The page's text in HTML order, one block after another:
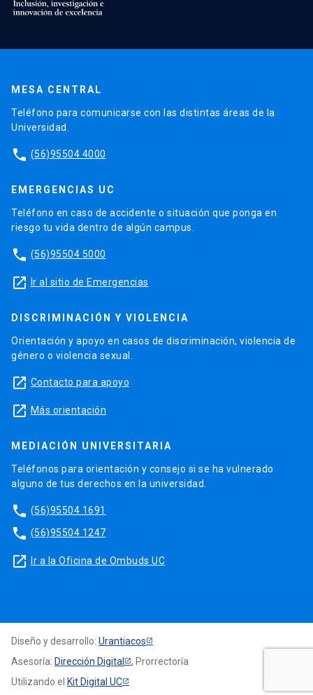
MESA CENTRAL
Teléfono para comunicarse con las distintas áreas de la
Universidad.
phone (56)95504 4000
EMERGENCIAS UC
Teléfono en caso de accidente o situación que ponga en
riesgo tu vida dentro de algún campus.
phone (56)95504 5000
launch Ir al sitio de Emergencias
DISCRIMINACIÓN Y VIOLENCIA
Orientación y apoyo en casos de discriminación, violencia de
género o violencia sexual.
launch Contacto para apoyo
launch Más orientación
MEDIACIÓN UNIVERSITARIA
Teléfonos para orientación y consejo si se ha vulnerado
alguno de tus derechos en la universidad.
phone (56)95504 1691
phone (56)95504 1247
launch Ir a la Oficina de Ombuds UC
Diseño y desarrollo: Urantiacos
Asesoría: Dirección Digital
, Prorrectoría
Utilizando el Kit Digital UC